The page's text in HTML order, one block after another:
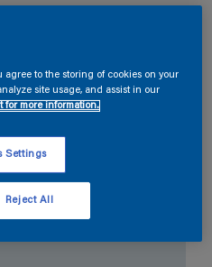
cores
agree to the storing of cookies on your
site usage, and assist in our
for more information.
Settings
Reject All